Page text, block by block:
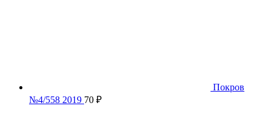
Покров
№4/558 2019 70 ₽